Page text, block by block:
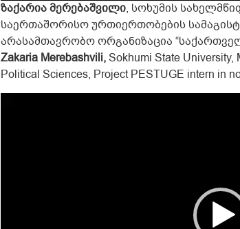
ზაქარია მერებაშვილი, სოხუმის
საერთაშორისო ურთიერთობების
არასამთავრობო ორგანიზაცია
Zakaria Merebashvili,Sokhumi State University,
Political Sciences, Project PESTUGE intern in